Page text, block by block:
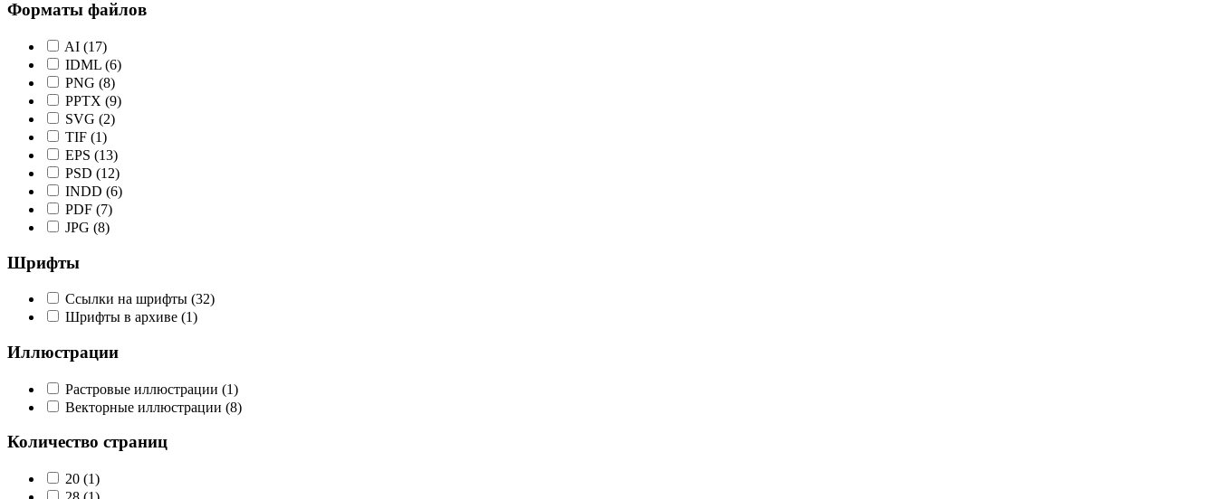
Форматы файлов
AI (17)
IDML (6)
PNG (8)
PPTX (9)
SVG (2)
TIF (1)
EPS (13)
PSD (12)
INDD (6)
PDF (7)
JPG (8)
Шрифты
Ссылки на шрифты (32)
Шрифты в архиве (1)
Иллюстрации
Растровые иллюстрации (1)
Векторные иллюстрации (8)
Количество страниц
20 (1)